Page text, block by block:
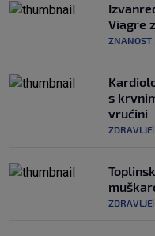
Viagre
ZNANOST
s
vrućini
ZDRAVLJE
ZDRAVLJE